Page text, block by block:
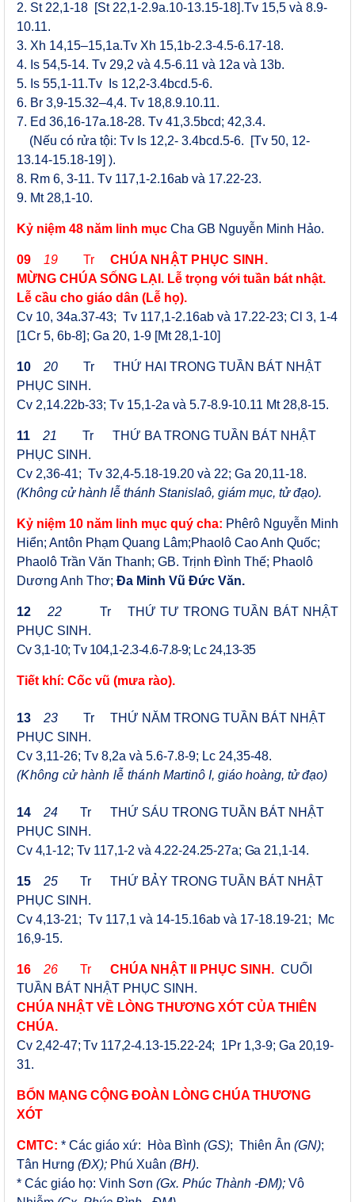
2. St 22,1-18 [St 22,1-2.9a.10-13.15-18] .Tv 15,5 và 8.9-
10.11.
3. Xh 14,15–15,1a.Tv Xh 15,1b-2.3-4.5-6.17-18.
4. Is 54,5-14. Tv 29,2 và 4.5-6.11 và 12a và 13b.
5. Is 55,1-11.Tv Is 12,2-3.4bcd.5-6.
6. Br 3,9-15.32–4,4. Tv 18,8.9.10.11.
7. Ed 36,16-17a.18-28. Tv 41,3.5bcd; 42,3.4.
(Nếu có rửa tội: Tv Is 12,2- 3.4bcd.5-6.
[Tv 50, 12-
13.14-15.18-19] ).
8. Rm 6, 3-11. Tv 117,1-2.16ab và 17.22-23.
9. Mt 28,1-10.
Kỷ niệm 48 năm linh mục Cha GB Nguyễn Minh Hảo.
09 19 Tr CHÚA NHẬT PHỤC SINH.
MỪNG CHÚA SỐNG LẠI. Lễ trọng với tuần bát nhật.
Lễ cầu cho giáo dân (Lễ họ).
Cv 10, 34a.37-43; Tv 117,1-2.16ab và 17.22-23; Cl 3, 1-4
[1Cr 5, 6b-8] ; Ga 20, 1-9 [Mt 28,1-10]
10 20 Tr THỨ HAI TRONG TUẦN BÁT NHẬT
PHỤC SINH.
Cv 2,14.22b-33; Tv 15,1-2a và 5.7-8.9-10.11 Mt 28,8-15.
11 21 Tr THỨ BA TRONG TUẦN BÁT NHẬT
PHỤC SINH.
Cv 2,36-41; Tv 32,4-5.18-19.20 và 22; Ga 20,11-18.
(Không cử hành lễ thánh Stanislaô, giám mục, tử đạo).
Kỷ niệm 10 năm linh mục quý cha: Phêrô Nguyễn Minh
Hiển; Antôn Phạm Quang Lâm;Phaolô Cao Anh Quốc;
Phaolô Trần Văn Thanh; GB. Trịnh Đình Thế; Phaolô
Dương Anh Thơ; Đa Minh Vũ Đức Văn.
12 22 Tr
THỨ TƯ TRONG TUẦN BÁT NHẬT
PHỤC SINH .
Cv 3,1-10; Tv 104,1-2.3-4.6-7.8-9; Lc 24,13-35
Tiết khí: Cốc vũ (mưa rào).
13 23 Tr
THỨ NĂM TRONG TUẦN BÁT NHẬT
PHỤC SINH.
Cv 3,11-26; Tv 8,2a và 5.6-7.8-9; Lc 24,35-48.
(Không cử hành lễ thánhMartinô I, giáo hoàng, tử đạo)
14 24 Tr
THỨ SÁU TRONG TUẦN BÁT NHẬT
PHỤC SINH .
Cv 4,1-12; Tv 117,1-2 và 4.22-24.25-27a; Ga 21,1-14.
15 25 Tr THỨ BẢY TRONG TUẦN BÁT NHẬT
PHỤC SINH.
Cv 4,13-21; Tv 117,1 và 14-15.16ab và 17-18.19-21; Mc
16,9-15.
16 26 Tr CHÚA NHẬT II PHỤC SINH. CUỐI
TUẦN BÁT NHẬT PHỤC SINH.
CHÚA NHẬT VỀ LÒNG THƯƠNG XÓT CỦA THIÊN
CHÚA.
Cv 2,42-47; Tv 117,2-4.13-15.22-24; 1Pr 1,3-9;Ga 20,19-
31.
BỔN MẠNG CỘNG ĐOÀN LÒNG CHÚA THƯƠNG
XÓT
CMTC: * Các giáo xứ: Hòa Bình (GS); Thiên Ân (GN);
Tân Hưng (ĐX); Phú Xuân (BH).
* Các giáo họ: Vinh Sơn (Gx. Phúc Thành -ĐM); Vô